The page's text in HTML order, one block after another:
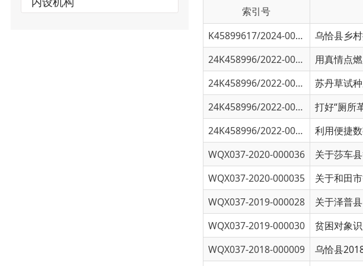
24K458996/2022-00383
用真情点燃乡村振兴“
24K458996/2022-00382 苏丹草试种成功助推产
24K458996/2022-00310 打好“厕所革命”战争
24K458996/2022-00309 利用便捷数字网络平
WQX037-2020-000036
关于莎车县等10个拟
WQX037-2020-000035 关于和田市等12个县
关于泽普县、乌恰县
WQX037-2019-000030 贫困对象识别标准和
WQX037-2018-000009 乌恰县2018年贫困户
WQX037-2018-000005
乌恰县2018年计划拟
上一页